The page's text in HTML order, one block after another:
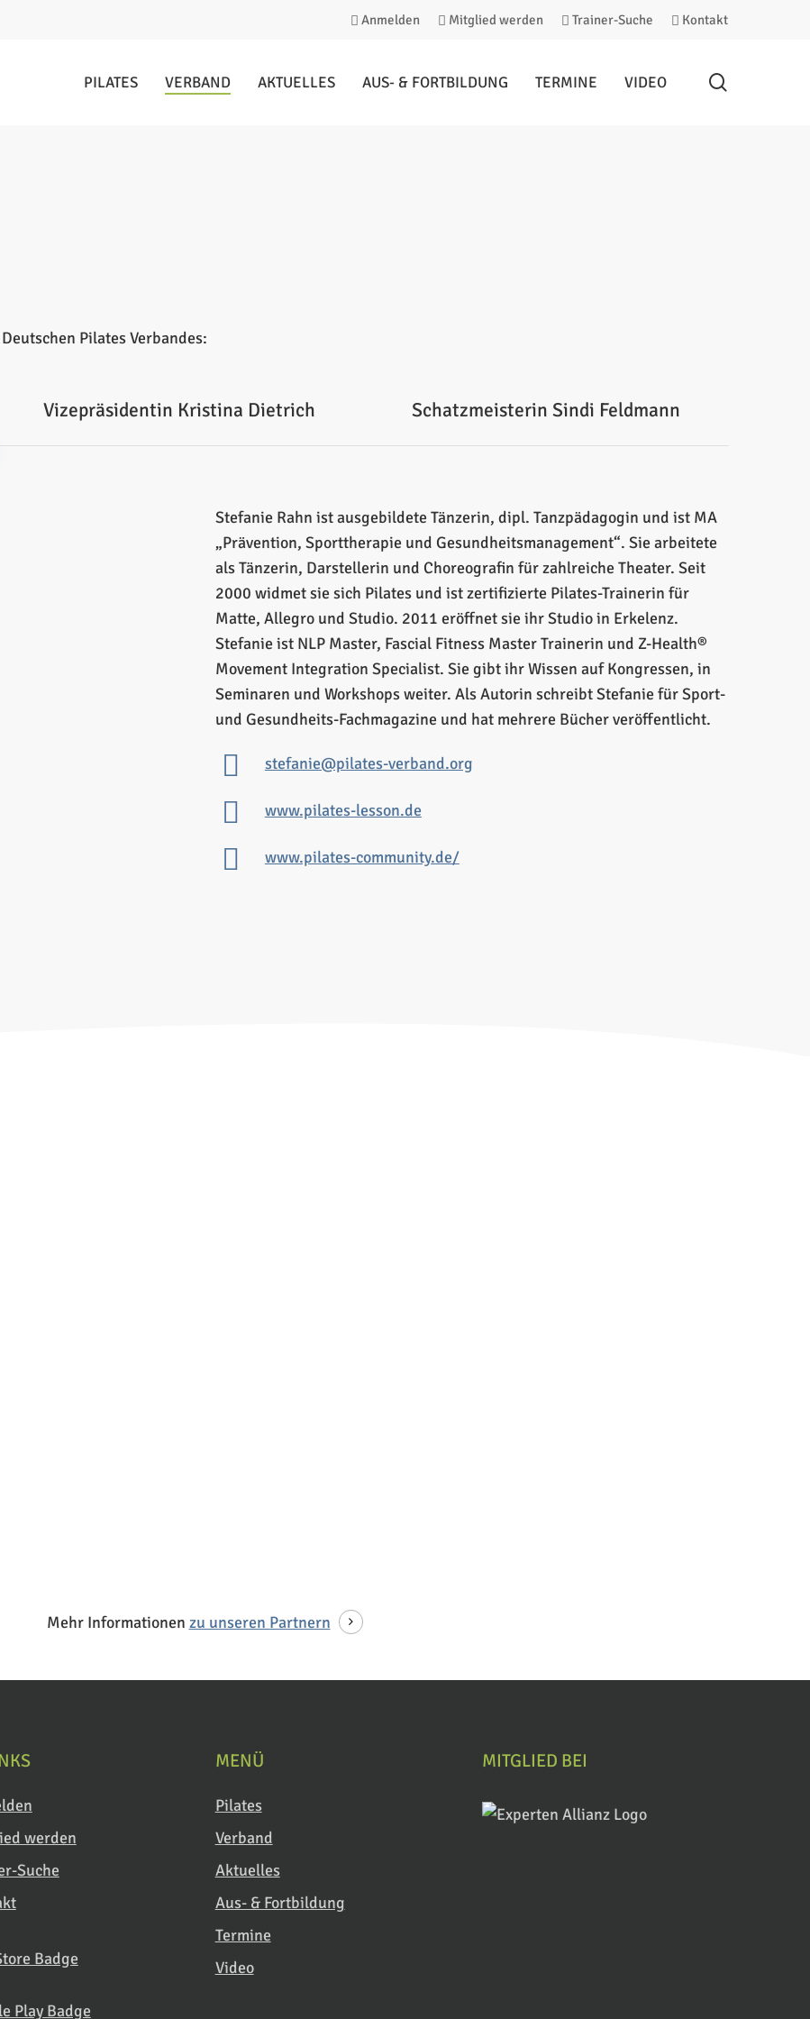
Anmelden Mitglied werden Trainer-Suche Kontakt
PILATES VERBAND AKTUELLES AUS- & FORTBILDUNG TERMINE VIDEO
Pilates Verbandes:
Vizepräsidentin Kristina Dietrich Schatzmeisterin Sindi Feldmann
Stefanie Rahn ist ausgebildete Tänzerin, dipl. Tanzpädagogin und ist MA
„Prävention, Sporttherapie und Gesundheitsmanagement“. Sie arbeitete
als Tänzerin, Darstellerin und Choreografin für zahlreiche Theater. Seit
2000 widmet sie sich Pilates und ist zertifizierte Pilates-Trainerin für
Matte, Allegro und Studio. 2011 eröffnet sie ihr Studio in Erkelenz.
Stefanie ist NLP Master, Fascial Fitness Master Trainerin und Z-Health®
Movement Integration Specialist. Sie gibt ihr Wissen auf Kongressen, in
Seminaren und Workshops weiter. Als Autorin schreibt Stefanie für Sport-
und Gesundheits-Fachmagazine und hat mehrere Bücher veröffentlicht.
stefanie@pilates-verband.org
www.pilates-lesson.de
www.pilates-community.de/
Mehr Informationen zu unseren Partnern
werden
Suche
MENÜ
Pilates
Verband
Aktuelles
Aus- & Fortbildung
Termine
Video
MITGLIED BEI